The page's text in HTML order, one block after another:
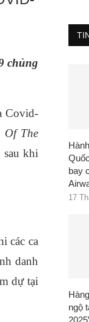
chủng
Covid-
Of The
sau khi
các ca
danh
dự tại
bay
17
ngộ